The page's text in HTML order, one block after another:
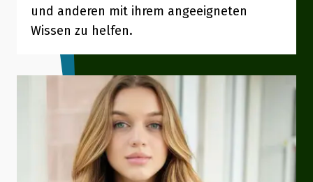
und anderen mit ihrem angeeigneten
Wissen zu helfen.